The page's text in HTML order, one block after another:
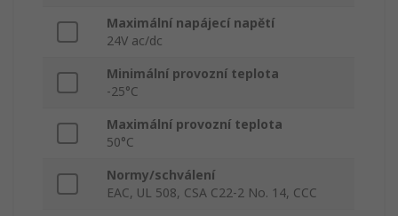
Maximální napájecí napětí
24V ac/dc
Minimální provozní teplota
-25°C
Maximální provozní teplota
50°C
Normy/schválení
EAC, UL 508, CSA C22-2 No. 14, CCC